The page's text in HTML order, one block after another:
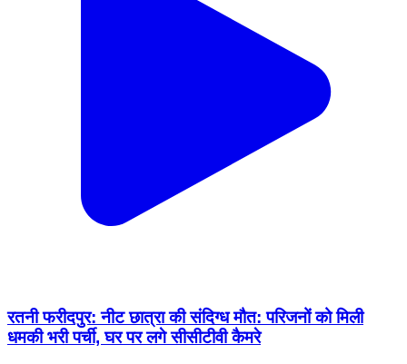
रतनी फरीदपुर: नीट छात्रा की संदिग्ध मौत: परिजनों को मिली
धमकी भरी पर्ची, घर पर लगे सीसीटीवी कैमरे